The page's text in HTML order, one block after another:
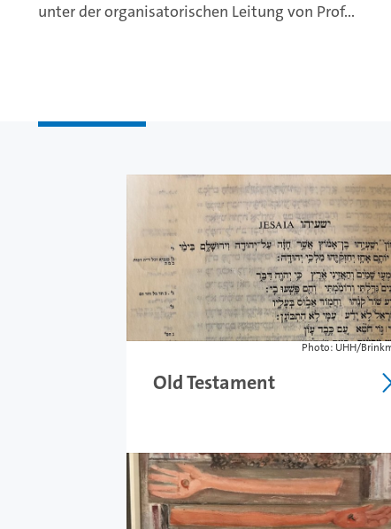
unter der organisatorischen Leitung von Prof...
Our Institutes
Photo: UHH/
Old Testament